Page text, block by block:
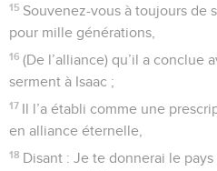
15 Souvenez-vous à toujours de
pour mille générations,
16 (De l’alliance) qu’il a conclue
serment à Isaac ;
17 Il l’a établi comme une
en alliance éternelle,
18 Disant : Je te donnerai le